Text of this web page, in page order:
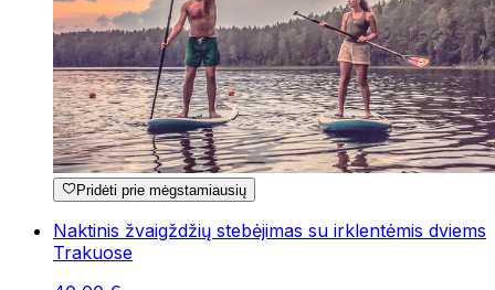
Pridėti prie mėgstamiausių
Naktinis žvaigždžių stebėjimas su irklentėmis dviems
Trakuose